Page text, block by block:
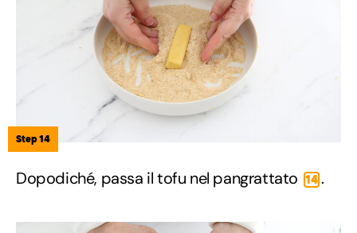
Step 14
Dopodiché, passa il tofu nel pangrattato 14 .